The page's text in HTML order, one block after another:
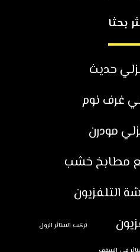
بحثا
حديث
غرف نوم
مودرن
مطابخ خشب
التلفزيون
تركيب الستائر الرول